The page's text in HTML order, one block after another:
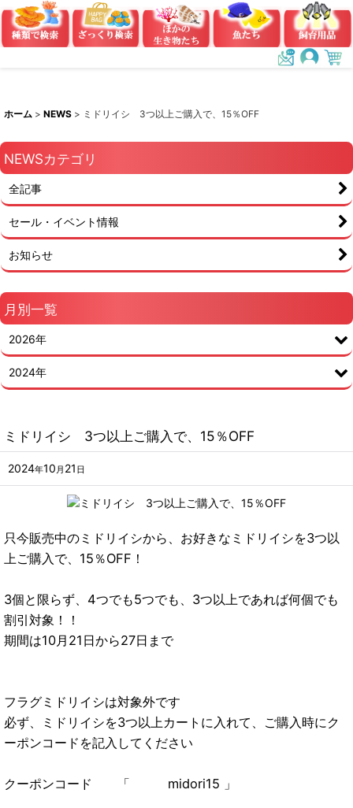
ホーム > NEWS > ミドリイシ 3つ以上ご購入で、15％OFF
ミドリイシ 3つ以上ご購入で、15％OFF
2024年10 月 21 日
只今販売中のミドリイシから、お好きなミドリイシを3つ以
上ご購入で、15％OFF！
3個と限らず、4つでも5つでも、3つ以上であれば何個でも
割引対象！！
期間は10月21日から27日まで
フラグミドリイシは対象外です
必ず、ミドリイシを3つ以上カートに入れて、ご購入時にク
ーポンコードを記入してください
クーポンコード 「 midori15 」
NEWSカテゴリ
全記事
セール・イベント情報
お知らせ
月別一覧
2026年
2024年